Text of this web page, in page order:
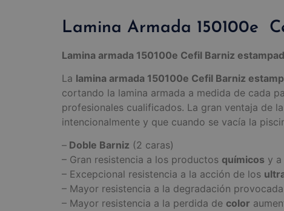
Lamina Armada 150100e
Lamina armada 150100e Cefil Barniz
La lamina armada 150100e Cefil Barniz
cortando la lamina armada a medida de cada
profesionales cualificados. La gran ventaja de la
intencionalmente y que cuando se vacía la
– Doble Barniz (2 caras)
– Gran resistencia a los productos químicos y
– Excepcional resistencia a la acción de los
– Mayor resistencia a la degradación
– Mayor resistencia a la perdida de color